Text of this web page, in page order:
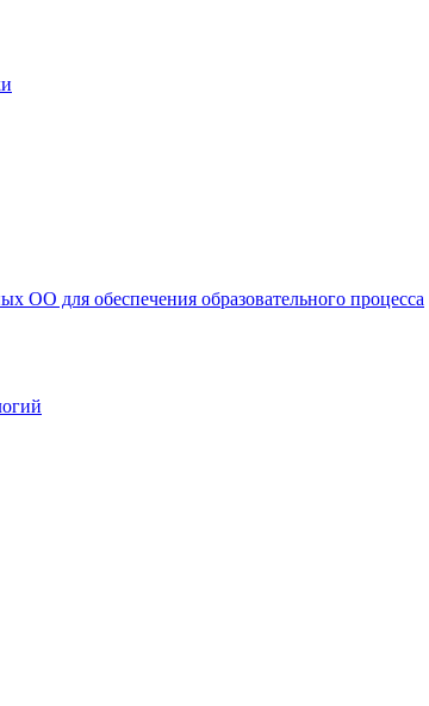
ОО для обеспечения образовательного процесса